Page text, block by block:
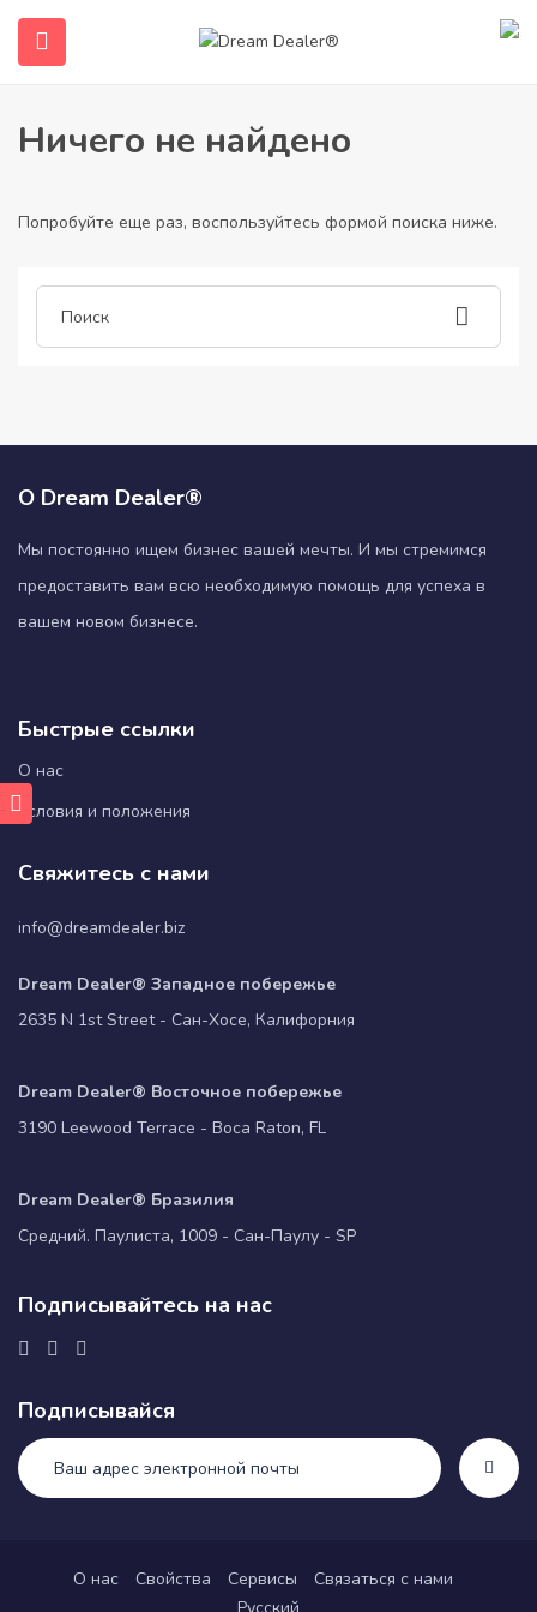
(Русский)
Дом Статьи, опубликованные danie132849226
Danie132849226
Ничего не найдено
Попробуйте еще раз, воспользуйтесь формой поиска ниже.
О Dream Dealer®
Мы постоянно ищем бизнес вашей мечты. И мы стремимся
предоставить вам всю необходимую помощь для успеха в
вашем новом бизнесе.
Быстрые ссылки
О нас
Условия и положения
Свяжитесь с нами
info@dreamdealer.biz
Dream Dealer® Западное побережье
2635 N 1st Street - Сан-Хосе, Калифорния
Dream Dealer® Восточное побережье
3190 Leewood Terrace - Boca Raton, FL
Dream Dealer® Бразилия
Средний. Паулиста, 1009 - Сан-Паулу - SP
Подписывайтесь на нас
Подписывайся
О нас Свойства Сервисы
Связаться с нами
Русский